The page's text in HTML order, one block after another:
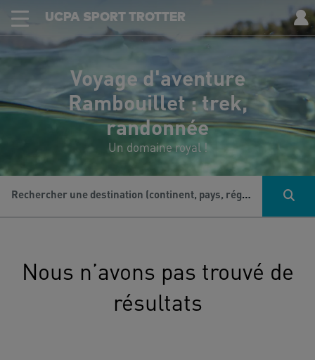
UCPA SPORT TROTTER
Voyage d'aventure
Rambouillet : trek,
randonnée
Un domaine royal !
Rechercher une destination (continent, pays, région...), une activité...
Nous n’avons pas trouvé de
résultats